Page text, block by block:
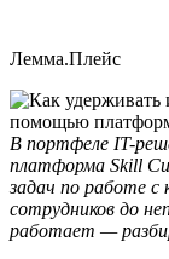
Лемма.Плейс
В портфеле IT-
платформа Skill
задач по работе
сотрудников до
работает —